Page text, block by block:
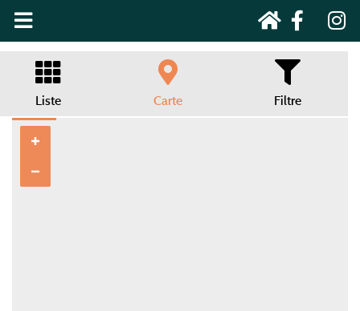
Liste Carte Filtre